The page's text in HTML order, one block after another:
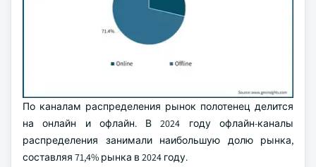
По каналам распределения рынок полотенец делится
на онлайн и офлайн. В 2024 году офлайн-каналы
распределения занимали наибольшую долю рынка,
составляя 71,4% рынка в 2024 году.